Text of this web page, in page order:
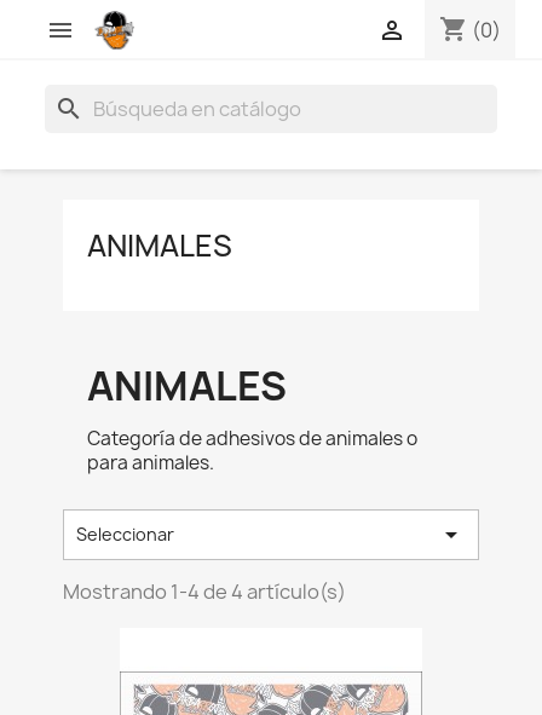
 shopping_cart (0)

search
ANIMALES
ANIMALES
Categoría de adhesivos de animales o
para animales.
Seleccionar 
Mostrando 1-4 de 4 artículo(s)